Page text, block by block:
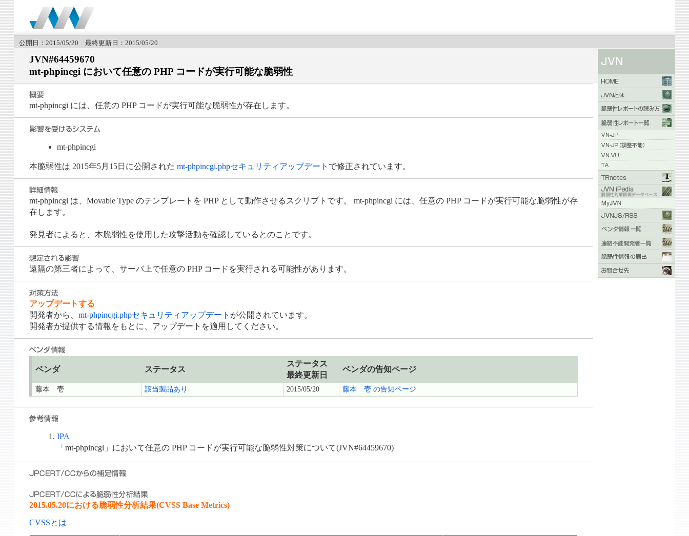
公開日：2015/05/20 最終更新日：2015/05/20
JVN#64459670
mt-phpincgi において任意の PHP コードが実行可能な脆弱性
mt-phpincgi には、任意の PHP コードが実行可能な脆弱性が存在します。
mt-phpincgi
本脆弱性は 2015年5月15日に公開された mt-phpincgi.phpセキュリティアップデート で修正されています。
mt-phpincgi は、Movable Type のテンプレートを PHP として動作させるスクリプトです。 mt-phpincgi には、任意の PHP コードが実行可能な脆弱性が存
在します。
発見者によると、本脆弱性を使用した攻撃活動を確認しているとのことです。
遠隔の第三者によって、サーバ上で任意の PHP コードを実行される可能性があります。
アップデートする
開発者から、 mt-phpincgi.phpセキュリティアップデート が公開されています。
開発者が提供する情報をもとに、アップデートを適用してください。
ベンダ ステータス
ステータス
最終更新日
ベンダの告知ページ
藤本 壱 該当製品あり 2015/05/20 藤本 壱 の告知ページ
IPA
「mt-phpincgi」において任意の PHP コードが実行可能な脆弱性対策について(JVN#64459670)
2015.05.20における脆弱性分析結果(CVSS Base Metrics)
CVSSとは